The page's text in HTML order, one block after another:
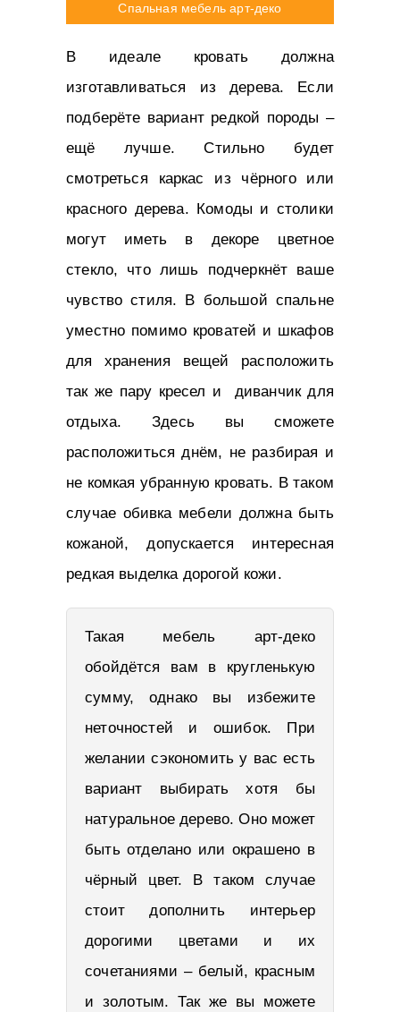
Спальная мебель арт-деко
В идеале кровать должна
изготавливаться из дерева. Если
подберёте вариант редкой породы –
ещё лучше. Стильно будет
смотреться каркас из чёрного или
красного дерева. Комоды и столики
могут иметь в декоре цветное
стекло, что лишь подчеркнёт ваше
чувство стиля. В большой спальне
уместно помимо кроватей и шкафов
для хранения вещей расположить
так же пару кресел и диванчик для
отдыха. Здесь вы сможете
расположиться днём, не разбирая и
не комкая убранную кровать. В таком
случае обивка мебели должна быть
кожаной, допускается интересная
редкая выделка дорогой кожи.
Такая мебель арт-деко
обойдётся вам в кругленькую
сумму, однако вы избежите
неточностей и ошибок. При
желании сэкономить у вас есть
вариант выбирать хотя бы
натуральное дерево. Оно может
быть отделано или окрашено в
чёрный цвет. В таком случае
стоит дополнить интерьер
дорогими цветами и их
сочетаниями – белый, красным
и золотым. Так же вы можете